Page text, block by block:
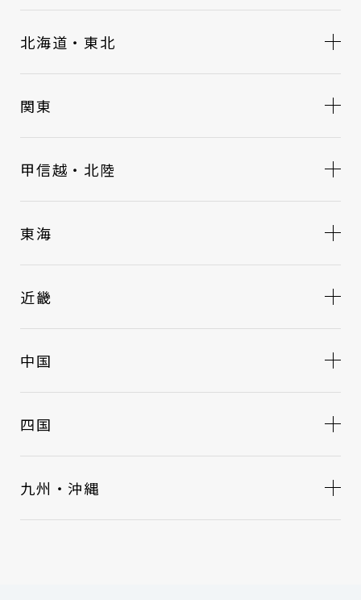
北海道・東北
関東
甲信越・北陸
東海
近畿
中国
四国
九州・沖縄